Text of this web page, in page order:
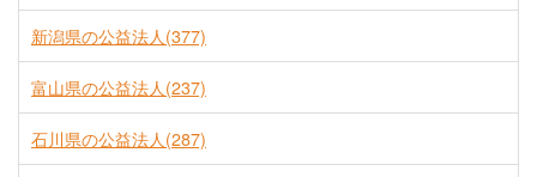
新潟県の公益法人(377)
富山県の公益法人(237)
石川県の公益法人(287)